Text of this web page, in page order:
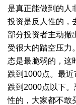
是真正能做到的人
投资是反人性的，
部分投资者主动撤
受很大的踏空压力
态是最脆弱的，这
跌到1000点。最
跌到2000点以下
性的，大家都不敢